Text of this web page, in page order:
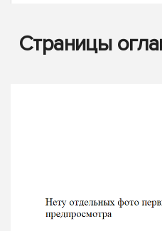
Страницы